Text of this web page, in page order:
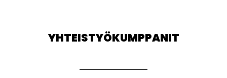
YHTEISTYÖKUMPPANIT